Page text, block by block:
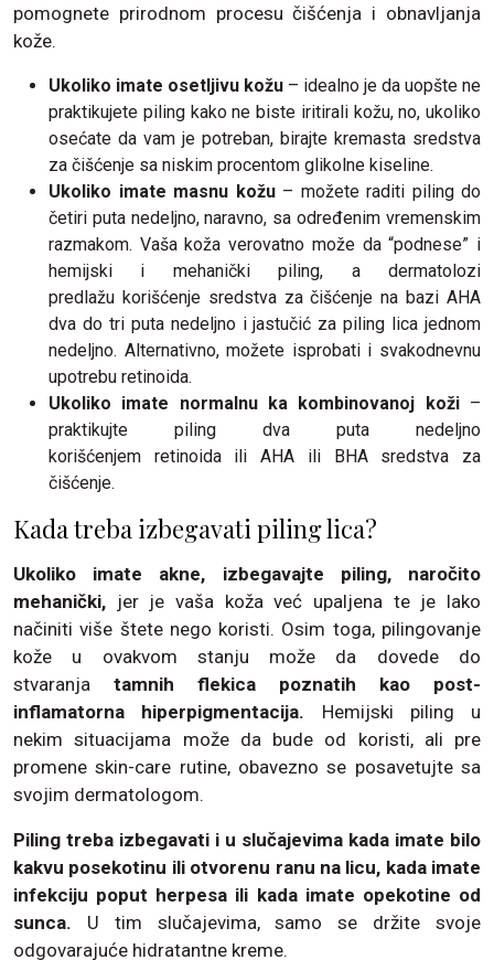
pomognete prirodnom procesu čišćenja i obnavljanja
kože.
Ukoliko imate osetljivu kožu – idealno je da uopšte ne
praktikujete piling kako ne biste iritirali kožu, no, ukoliko
osećate da vam je potreban, birajte kremasta sredstva
za čišćenje sa niskim procentom glikolne kiseline.
Ukoliko imate masnu kožu– možete raditi piling do
četiri puta nedeljno, naravno, sa određenim vremenskim
razmakom. Vaša koža verovatno može da “podnese” i
hemijski i mehanički piling, a dermatolozi
predlažu korišćenje sredstva za čišćenje na bazi AHA
dva do tri puta nedeljno i jastučić za piling lica jednom
nedeljno. Alternativno, možete isprobati i svakodnevnu
upotrebu retinoida.
Ukoliko imate normalnu ka kombinovanoj koži–
praktikujte piling dva puta nedeljno
korišćenjem retinoida ili AHA ili BHA sredstva za
čišćenje.
Kada treba izbegavati piling lica?
Ukoliko imate akne, izbegavajte piling, naročito
mehanički, jer je vaša koža već upaljena te je lako
načiniti više štete nego koristi. Osim toga, pilingovanje
kože u ovakvom stanju može da dovede do
stvaranja tamnih flekica poznatih kao post-
inflamatorna hiperpigmentacija. Hemijski piling u
nekim situacijama može da bude od koristi, ali pre
promene skin-care rutine, obavezno se posavetujte sa
svojim dermatologom.
Piling treba izbegavati i u slučajevima kada imate bilo
kakvu posekotinu ili otvorenu ranu na licu, kada imate
infekciju poput herpesa ili kada imate opekotine od
sunca. U tim slučajevima, samo se držite svoje
odgovarajuće hidratantne kreme.